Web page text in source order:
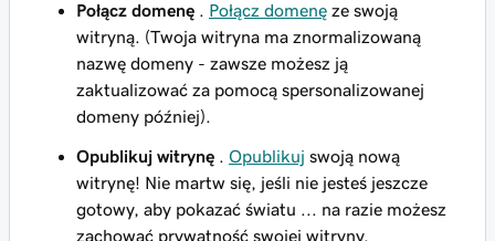
Połącz domenę . Połącz domenę ze swoją
witryną. (Twoja witryna ma znormalizowaną
nazwę domeny - zawsze możesz ją
zaktualizować za pomocą spersonalizowanej
domeny później).
Opublikuj witrynę . Opublikuj swoją nową
witrynę! Nie martw się, jeśli nie jesteś jeszcze
gotowy, aby pokazać światu ... na razie możesz
zachować prywatność swojej witryny.